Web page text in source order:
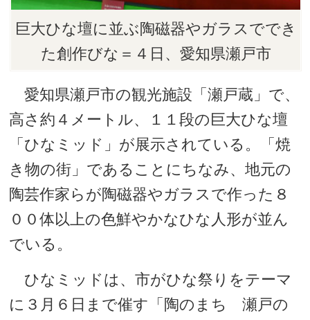
巨大ひな壇に並ぶ陶磁器やガラスででき
た創作びな＝４日、愛知県瀬戸市
愛知県瀬戸市の観光施設「瀬戸蔵」で、
高さ約４メートル、１１段の巨大ひな壇
「ひなミッド」が展示されている。「焼
き物の街」であることにちなみ、地元の
陶芸作家らが陶磁器やガラスで作った８
００体以上の色鮮やかなひな人形が並ん
でいる。
ひなミッドは、市がひな祭りをテーマ
に３月６日まで催す「陶のまち 瀬戸の